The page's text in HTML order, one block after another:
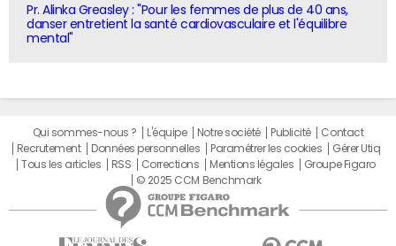
Pr. Alinka Greasley : "Pour les femmes de plus de 40 ans,
danser entretient la santé cardiovasculaire et l'équilibre
mental"
Qui sommes-nous ? L'équipe Notre société Publicité
Contact
Recrutement
Données personnelles Paramétrer les cookies
Gérer Utiq
Tous les articles
RSS Corrections Mentions légales
Groupe Figaro
© 2025 CCM Benchmark